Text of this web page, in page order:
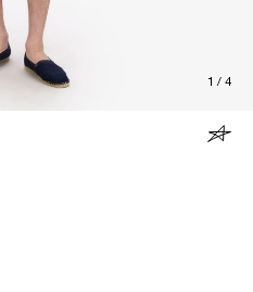
1 / 4